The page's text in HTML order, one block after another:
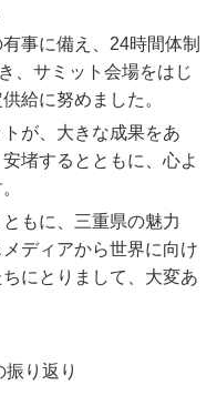
事に備え、24時間体制
、サミット会場をはじ
給に努めました。
が、大きな成果をあ
堵するとともに、心よ
もに、三重県の魅力
ディアから世界に向け
にとりまして、大変あ
り返り